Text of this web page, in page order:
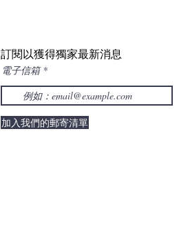
訂閱以獲得獨家最新消息
電子信箱
加入我們的郵寄清單